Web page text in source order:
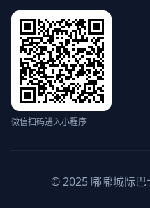
微信扫码进入小程序
© 2025 嘟嘟城际